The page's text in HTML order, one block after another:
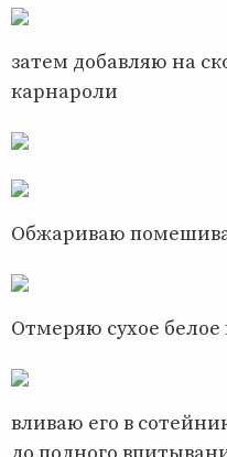
затем добавляю на
карнароли
Обжариваю
Отмеряю сухое белое
вливаю его в